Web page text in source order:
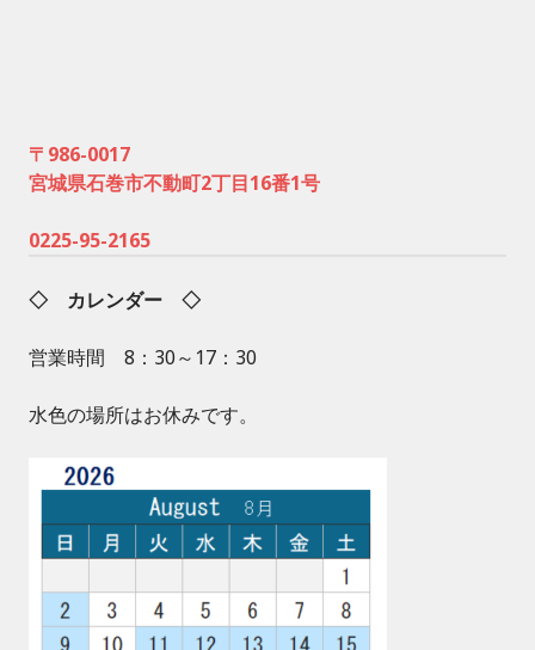
〒986-0017
宮城県石巻市不動町2丁目16番1号
0225-95-2165
◇ カレンダー ◇
営業時間 8：30～17：30
水色の場所はお休みです。